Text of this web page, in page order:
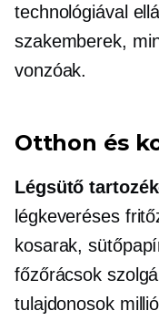
technológiával
szakemberek,
vonzóak.
Otthon és
Légsütő
légkeveréses
kosarak,
főzőrácsok
tulajdonosok